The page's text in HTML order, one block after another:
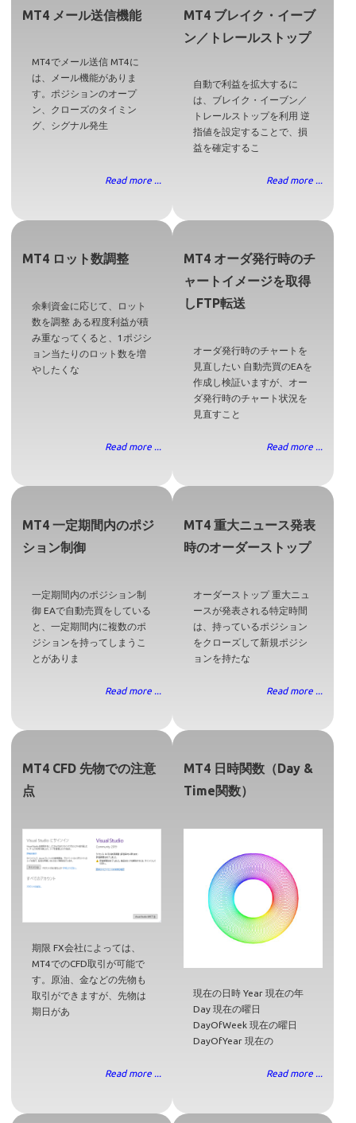
MT4 メール送信機能
MT4でメール送信 MT4に
は、メール機能がありま
す。ポジションのオープ
ン、クローズのタイミン
グ、シグナル発生
Read more ...
MT4 ブレイク・イーブ
ン／トレールストップ
自動で利益を拡大するに
は、ブレイク・イーブン／
トレールストップを利用 逆
指値を設定することで、損
益を確定するこ
Read more ...
MT4 ロット数調整
余剰資金に応じて、ロット
数を調整 ある程度利益が積
み重なってくると、1ポジシ
ョン当たりのロット数を増
やしたくな
Read more ...
MT4 オーダ発行時のチ
ャートイメージを取得
しFTP転送
オーダ発行時のチャートを
見直したい 自動売買のEAを
作成し検証いますが、オー
ダ発行時のチャート状況を
見直すこと
Read more ...
MT4 一定期間内のポジ
ション制御
一定期間内のポジション制
御 EAで自動売買をしている
と、一定期間内に複数のポ
ジションを持ってしまうこ
とがありま
Read more ...
MT4 重大ニュース発表
時のオーダーストップ
オーダーストップ 重大ニュ
ースが発表される特定時間
は、持っているポジション
をクローズして新規ポジシ
ョンを持たな
Read more ...
MT4 CFD 先物での注意
点
期限 FX会社によっては、
MT4でのCFD取引が可能で
す。原油、金などの先物も
取引ができますが、先物は
期日があ
Read more ...
MT4 日時関数（Day &
Time関数）
現在の日時 Year 現在の年
Day 現在の曜日
DayOfWeek 現在の曜日
DayOfYear 現在の
Read more ...